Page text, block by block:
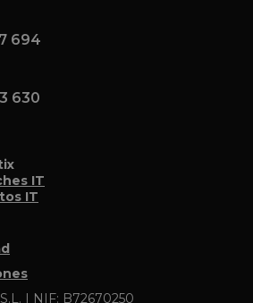
694
630
IT
IT
| NIF: B72670250